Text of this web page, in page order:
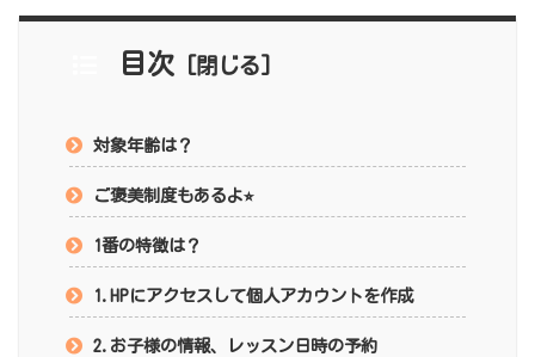
目次
対象年齢は？
ご褒美制度もあるよ⭐︎
1番の特徴は？
1.HPにアクセスして個人アカウントを作成
2.お子様の情報、レッスン日時の予約